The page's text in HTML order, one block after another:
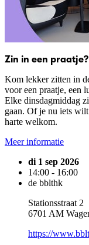
Zin in een praatje?
Kom lekker zitten in
voor een praatje, een
Elke dinsdagmiddag
gaan. Of je nu iets
harte welkom.
Meer informatie
di 1 sep 2026
14:00 - 16:00
de bblthk
Stationsstraat 2
6701 AM
https://